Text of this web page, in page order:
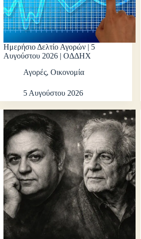
Ημερήσιο Δελτίο Αγορών | 5
Αυγούστου 2026 | ΟΔΔΗΧ
Αγορές, Οικονομία
5 Αυγούστου 2026